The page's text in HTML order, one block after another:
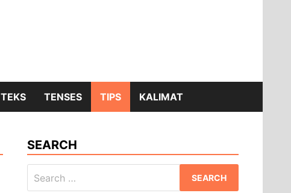
TEKS TENSES TIPS KALIMAT
SEARCH
for: